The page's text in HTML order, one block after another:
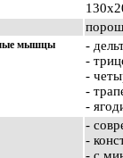
мышцы
-
-
-
-
-
-
-